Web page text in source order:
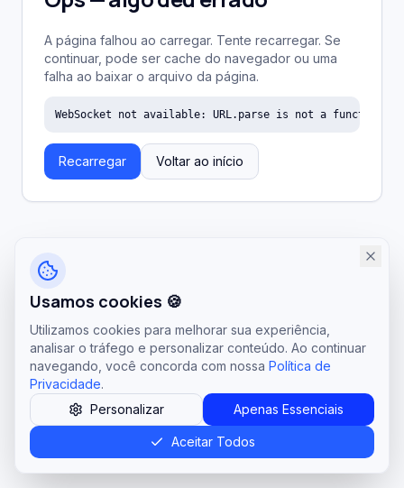
A página falhou ao carregar. Tente recarregar. Se
continuar, pode ser cache do navegador ou uma
falha ao baixar o arquivo da página.
WebSocket not available: URL.parse is not a function
Recarregar Voltar ao início
Usamos cookies 🍪
Utilizamos cookies para melhorar sua experiência,
analisar o tráfego e personalizar conteúdo. Ao continuar
navegando, você concorda com nossa Política de
Privacidade.
Personalizar
Apenas Essenciais
Aceitar Todos